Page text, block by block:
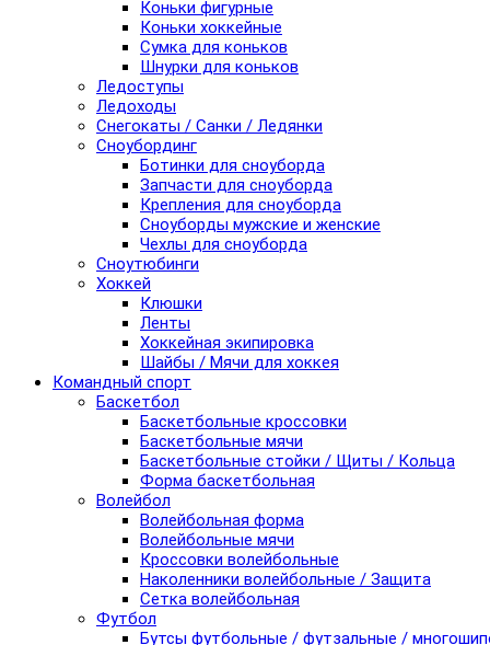
Коньки фигурные
Коньки хоккейные
Сумка для коньков
Шнурки для коньков
Ледоступы
Ледоходы
Снегокаты / Санки / Ледянки
Сноубординг
Ботинки для сноуборда
Запчасти для сноуборда
Крепления для сноуборда
Сноуборды мужские и женские
Чехлы для сноуборда
Сноутюбинги
Хоккей
Клюшки
Ленты
Хоккейная экипировка
Шайбы / Мячи для хоккея
Командный спорт
Баскетбол
Баскетбольные кроссовки
Баскетбольные мячи
Баскетбольные стойки / Щиты / Кольца
Форма баскетбольная
Волейбол
Волейбольная форма
Волейбольные мячи
Кроссовки волейбольные
Наколенники волейбольные / Защита
Сетка волейбольная
Футбол
Бутсы футбольные / футзальные /